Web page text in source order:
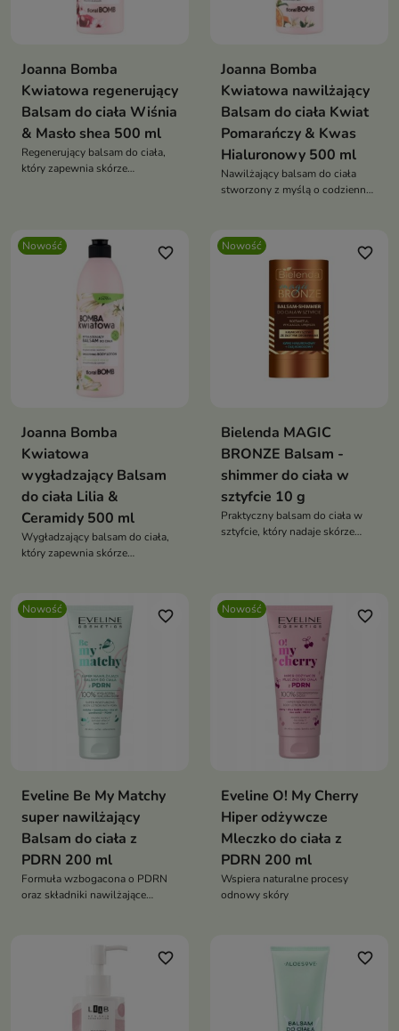
Joanna Bomba
Kwiatowa regenerujący
Balsam do ciała Wiśnia
& Masło shea 500 ml
Regenerujący balsam do ciała,
który zapewnia skórze
Joanna Bomba
Kwiatowa nawilżający
Balsam do ciała Kwiat
Pomarańczy & Kwas
Hialuronowy 500 ml
Nawilżający balsam do ciała
stworzony z myślą o codziennej
Nowość favorite_border
Joanna Bomba
Kwiatowa
wygładzający Balsam
do ciała Lilia &
Ceramidy 500 ml
Wygładzający balsam do ciała,
który zapewnia skórze
Nowość favorite_border
Bielenda MAGIC
BRONZE Balsam -
shimmer do ciała w
sztyfcie 10 g
Praktyczny balsam do ciała w
sztyfcie, który nadaje skórze
Nowość favorite_border
Eveline Be My Matchy
super nawilżający
Balsam do ciała z
PDRN 200 ml
Formuła wzbogacona o PDRN
oraz składniki nawilżające
Nowość favorite_border
Eveline O! My Cherry
Hiper odżywcze
Mleczko do ciała z
PDRN 200 ml
Wspiera naturalne procesy
odnowy skóry
favorite_border favorite_border